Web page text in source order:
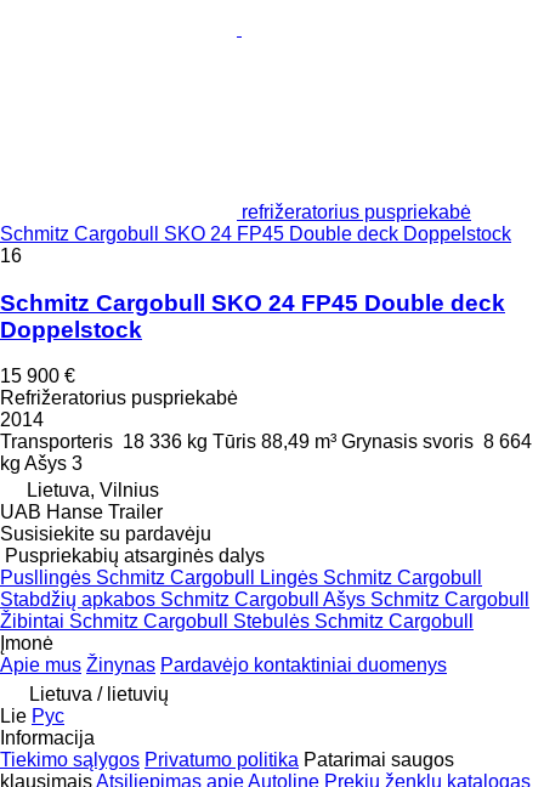
refrižeratorius puspriekabė
Schmitz Cargobull SKO 24 FP45 Double deck Doppelstock
16
Schmitz Cargobull SKO 24 FP45 Double deck
Doppelstock
15 900 €
Refrižeratorius puspriekabė
2014
Transporteris 18 336 kg Tūris 88,49 m³ Grynasis svoris 8 664
kg Ašys 3
Lietuva, Vilnius
UAB Hanse Trailer
Susisiekite su pardavėju
Puspriekabių atsarginės dalys
Pusllingės Schmitz Cargobull
Lingės Schmitz Cargobull
Stabdžių apkabos Schmitz Cargobull Ašys Schmitz Cargobull
Žibintai Schmitz Cargobull Stebulės Schmitz Cargobull
Įmonė
Apie mus Žinynas Pardavėjo kontaktiniai duomenys
Lietuva / lietuvių
Lie Рус
Informacija
Tiekimo sąlygos Privatumo politika Patarimai saugos
klausimaisAtsiliepimas apie Autoline Prekių ženklų katalogas